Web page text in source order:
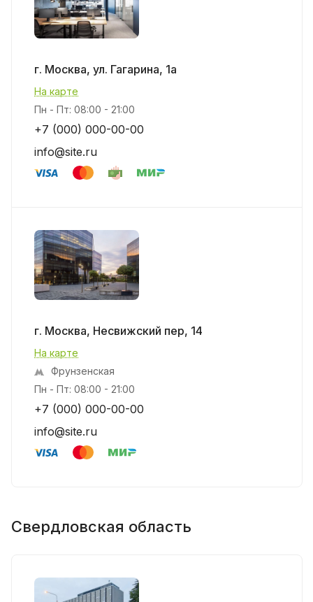
г. Москва, ул. Гагарина, 1а
На карте
Пн - Пт: 08:00 - 21:00
+7 (000) 000-00-00
info@site.ru
г. Москва, Несвижский пер, 14
На карте
Фрунзенская
Пн - Пт: 08:00 - 21:00
+7 (000) 000-00-00
info@site.ru
Свердловская область